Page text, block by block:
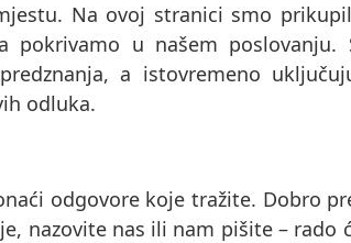
Na ovoj stranici smo
pokrivamo u našem poslovanju.
a istovremeno
odluka.
odgovore koje tražite. Dobro
nazovite nas ili nam pišite – rado